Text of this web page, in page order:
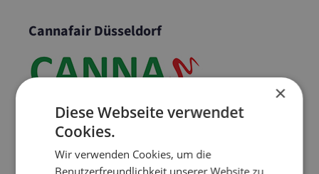
Cannafair Düsseldorf
×
Diese Webseite verwendet
Cookies.
Wir verwenden Cookies, um die
Benutzerfreundlichkeit unserer Website zu